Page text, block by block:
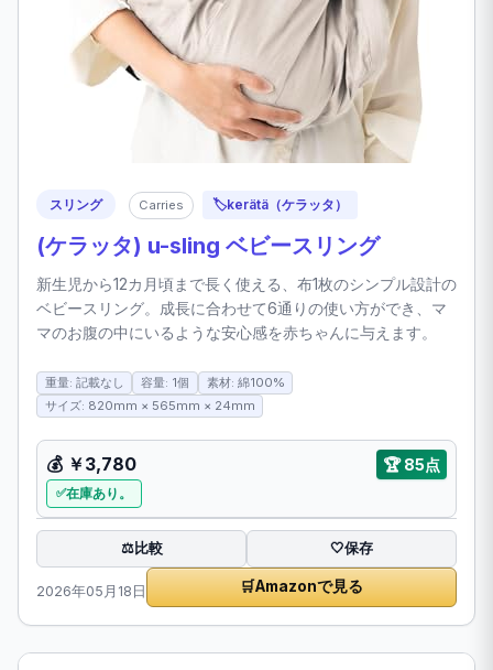
スリング Carries 🏷️kerätä（ケラッタ）
(ケラッタ) u-sling ベビースリング
新生児から12カ月頃まで長く使える、布1枚のシンプル設計の
ベビースリング。成長に合わせて6通りの使い方ができ、マ
マのお腹の中にいるような安心感を赤ちゃんに与えます。
重量: 記載なし 容量: 1個
素材: 綿100%
サイズ: 820mm × 565mm × 24mm
💰 ￥3,780 🏆85点
在庫あり。
⚖️比較 🤍保存
2026年05月18日 🛒Amazonで見る